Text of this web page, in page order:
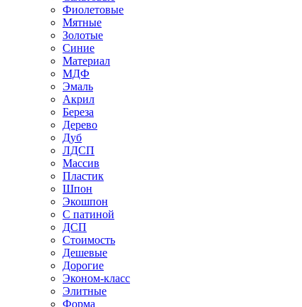
Фиолетовые
Мятные
Золотые
Синие
Материал
МДФ
Эмаль
Акрил
Береза
Дерево
Дуб
ЛДСП
Массив
Пластик
Шпон
Экошпон
С патиной
ДСП
Стоимость
Дешевые
Дорогие
Эконом-класс
Элитные
Форма